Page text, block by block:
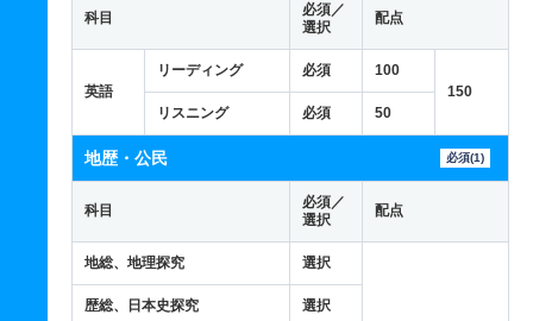
科目
必須／
選択
配点
英語
リーディング 必須
100
150
リスニング
必須 50
地歴・公民 必須(1)
科目
必須／
選択
配点
地総、地理探究 選択
歴総、日本史探究 選択